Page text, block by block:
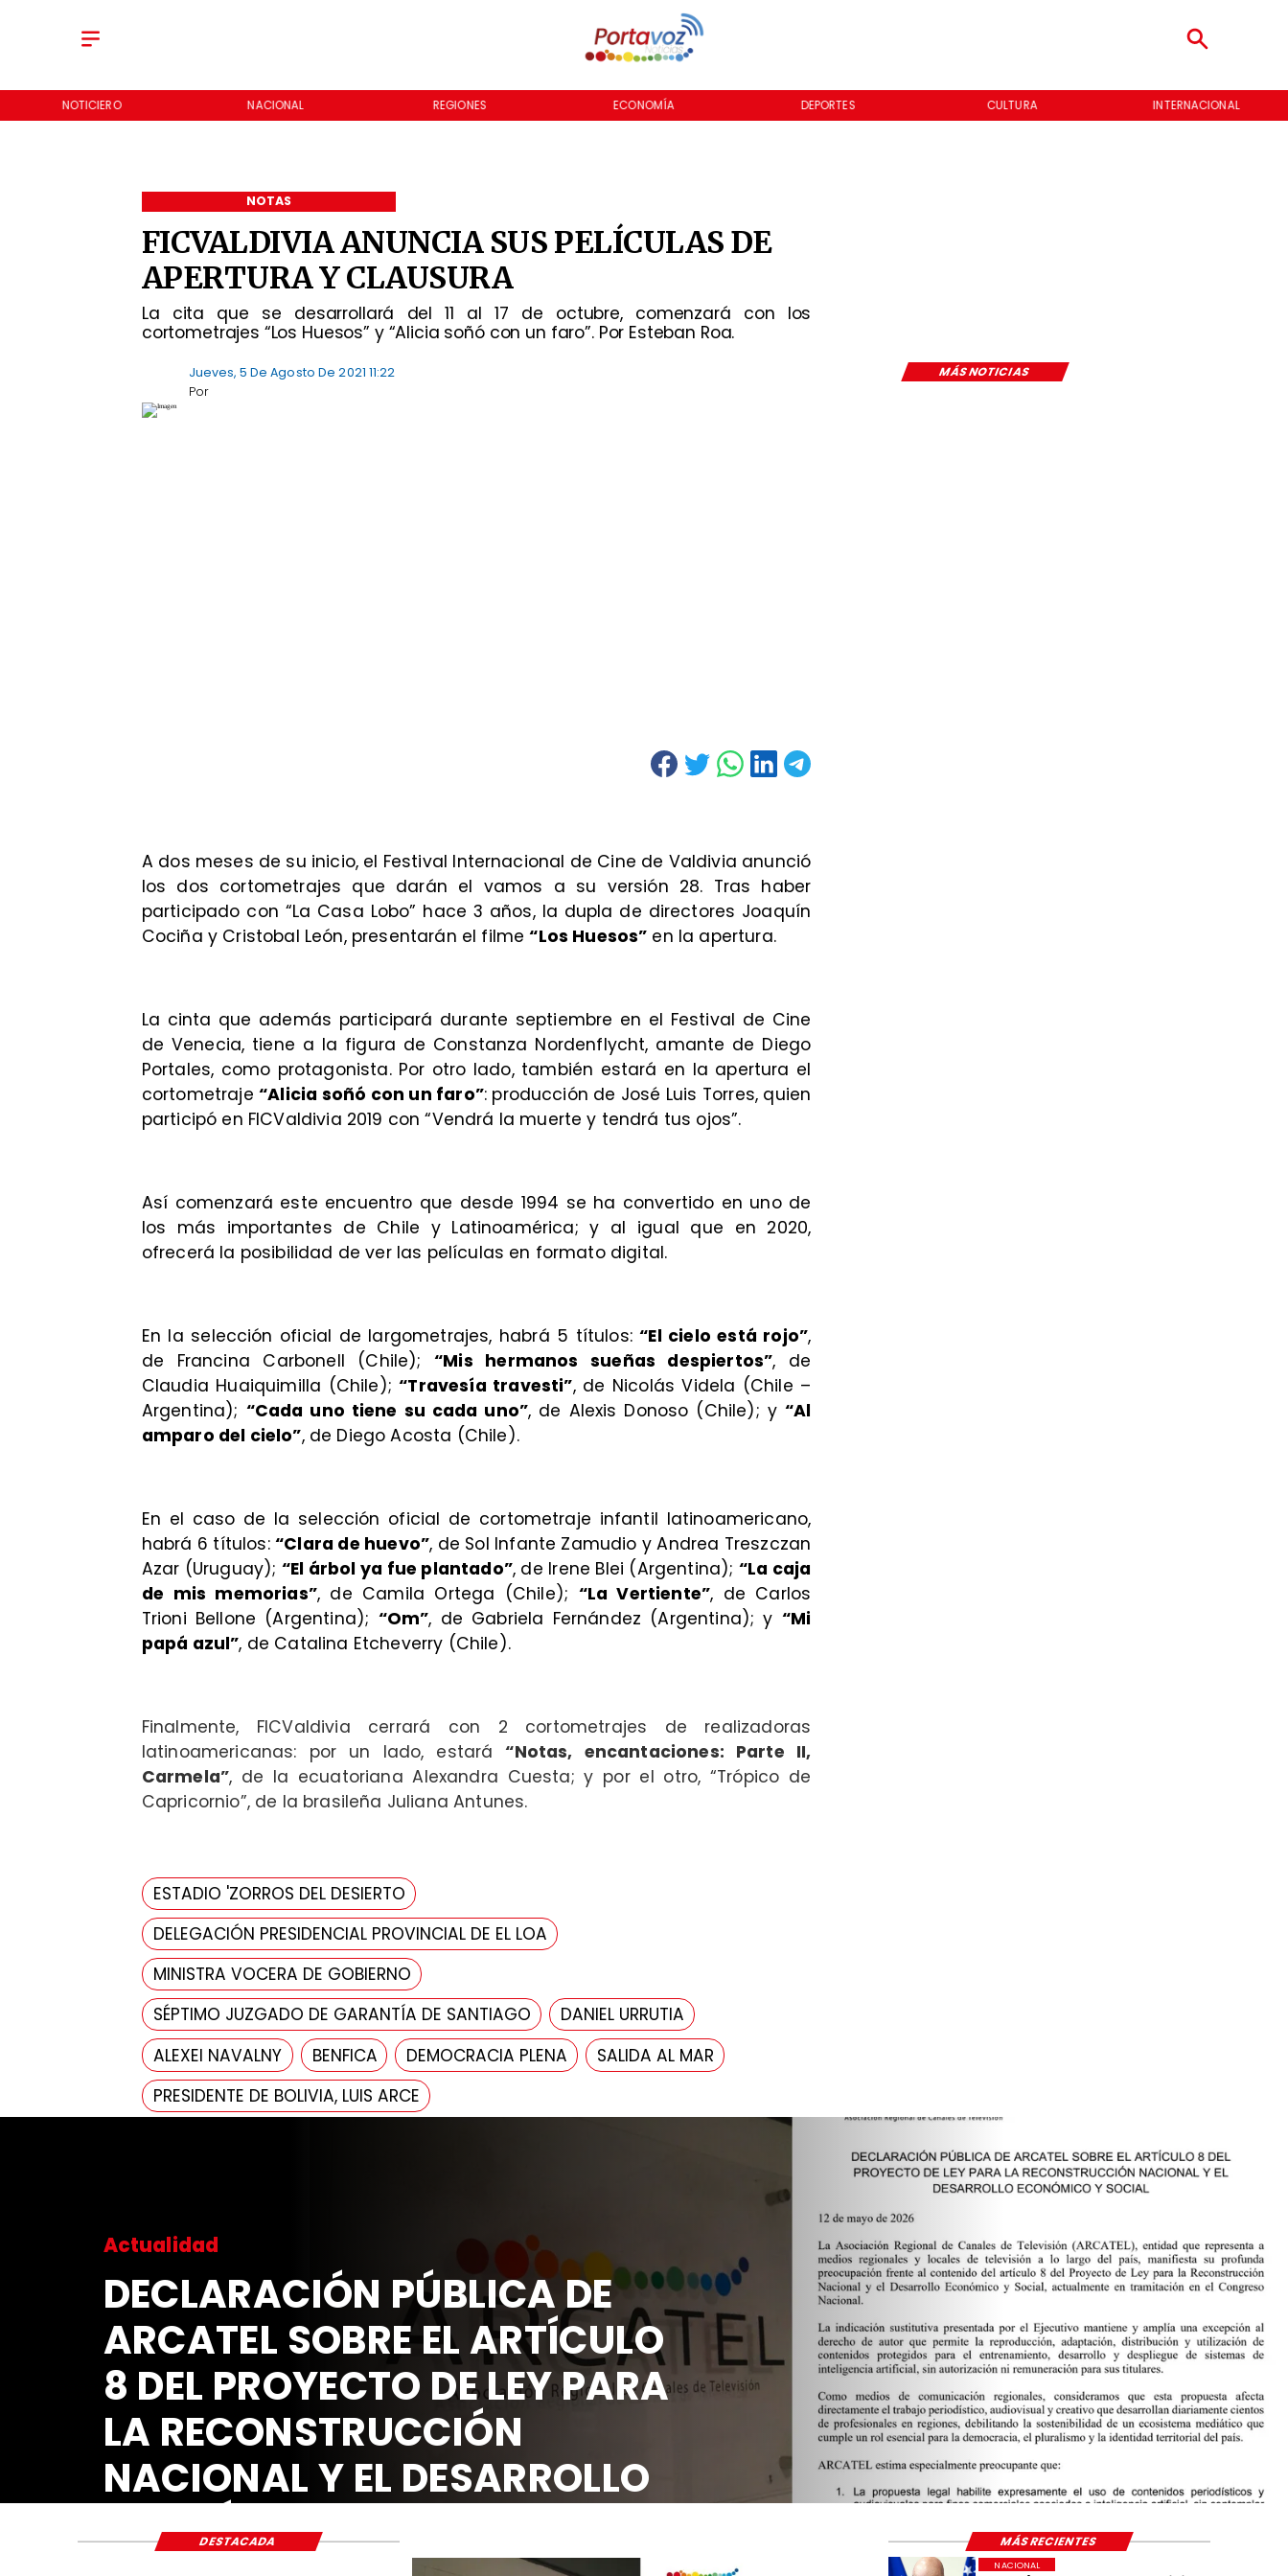
NOTICIERO NACIONAL REGIONES ECONOMÍA DEPORTES CULTURA INTERNACIONAL
FICVALDIVIA ANUNCIA SUS PELÍCULAS DE
APERTURA Y CLAUSURA
La cita que se desarrollará del 11 al 17 de octubre, comenzará con los
cortometrajes “Los Huesos” y “Alicia soñó con un faro”. Por Esteban Roa.
NOTAS
MÁS NOTICIAS
Jueves, 5 De Agosto De 2021 11:22
Por
A dos meses de su inicio, el Festival Internacional de Cine de Valdivia anunció
los dos cortometrajes que darán el vamos a su versión 28. Tras haber
participado con “La Casa Lobo” hace 3 años, la dupla de directores Joaquín
Cociña y Cristobal León, presentarán el filme“Los Huesos” en la apertura.
La cinta que además participará durante septiembre en el Festival de Cine
de Venecia, tiene a la figura de Constanza Nordenflycht, amante de Diego
Portales, como protagonista. Por otro lado, también estará en la apertura el
cortometraje“Alicia soñó con un faro”: producción de José Luis Torres, quien
participó en FICValdivia 2019 con “Vendrá la muerte y tendrá tus ojos”.
Así comenzará este encuentro que desde 1994 se ha convertido en uno de
los más importantes de Chile y Latinoamérica; y al igual que en 2020,
ofrecerá la posibilidad de ver las películas en formato digital.
En la selección oficial de largometrajes, habrá 5 títulos:“El cielo está rojo”,
de Francina Carbonell (Chile);“Mis hermanos sueñas despiertos”, de
Claudia Huaiquimilla (Chile);“Travesía travesti”, de Nicolás Videla (Chile –
Argentina); “Cada uno tiene su cada uno”, de Alexis Donoso (Chile); y “Al
amparo del cielo”, de Diego Acosta (Chile).
En el caso de la selección oficial de cortometraje infantil latinoamericano,
habrá 6 títulos:“Clara de huevo”, de Sol Infante Zamudio y Andrea Treszczan
Azar (Uruguay); “El árbol ya fue plantado”, de Irene Blei (Argentina); “La caja
de mis memorias”, de Camila Ortega (Chile); “La Vertiente”, de Carlos
Trioni Bellone (Argentina); “Om”, de Gabriela Fernández (Argentina); y “Mi
papá azul”, de Catalina Etcheverry (Chile).
Finalmente, FICValdivia cerrará con 2 cortometrajes de realizadoras
latinoamericanas: por un lado, estará“Notas, encantaciones: Parte II,
Carmela”, de la ecuatoriana Alexandra Cuesta; y por el otro, “Trópico de
Capricornio”, de la brasileña Juliana Antunes.
ESTADIO 'ZORROS DEL DESIERTO
DELEGACIÓN PRESIDENCIAL PROVINCIAL DE EL LOA
MINISTRA VOCERA DE GOBIERNO
SÉPTIMO JUZGADO DE GARANTÍA DE SANTIAGO
DANIEL URRUTIA
ALEXEI NAVALNY
BENFICA DEMOCRACIA PLENA
SALIDA AL MAR
PRESIDENTE DE BOLIVIA, LUIS ARCE
Actualidad
DECLARACIÓN PÚBLICA DE
ARCATEL SOBRE EL ARTÍCULO
8 DEL PROYECTO DE LEY PARA
LA RECONSTRUCCIÓN
NACIONAL Y EL DESARROLLO
ECONÓMICO Y SOCIAL
NACIONAL
DESTACADA MÁS RECIENTES